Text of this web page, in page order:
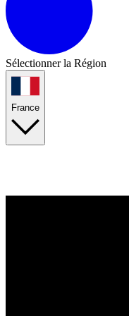
Sélectionner la Région
France